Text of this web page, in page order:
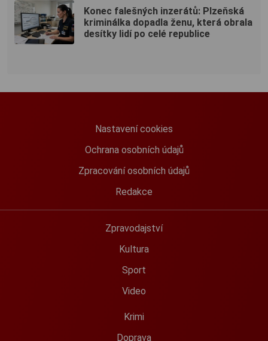
Konec falešných inzerátů: Plzeňská
kriminálka dopadla ženu, která obrala
desítky lidí po celé republice
Nastavení cookies
Ochrana osobních údajů
Zpracování osobních údajů
Redakce
Zpravodajství
Kultura
Sport
Video
Krimi
Doprava